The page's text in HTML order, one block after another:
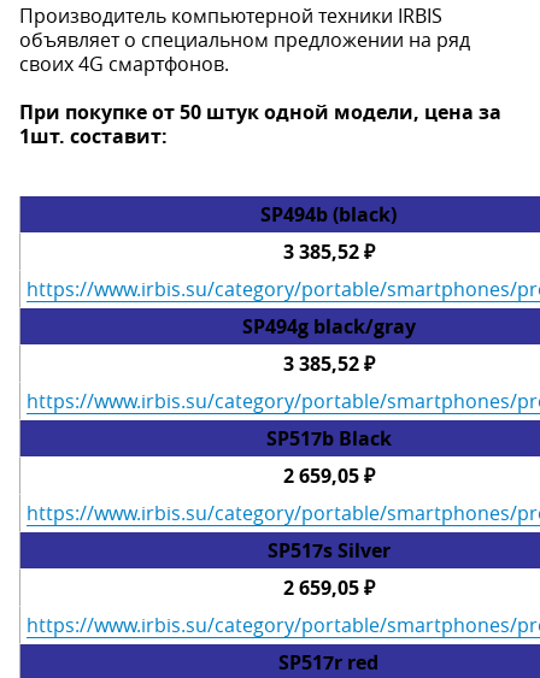
Производитель компьютерной техники IRBIS
объявляет о специальном предложении на ряд
своих 4G смартфонов.
При покупке от 50 штук одной модели, цена за
1шт. составит:
SP494b (black)
3 385,52 ₽
https://www.irbis.su/category/portable/smartphones/
SP494g black/gray
3 385,52 ₽
https://www.irbis.su/category/portable/smartphones/
SP517b Black
2 659,05 ₽
https://www.irbis.su/category/portable/smartphones/
SP517s Silver
2 659,05 ₽
https://www.irbis.su/category/portable/smartphones/
SP517r red